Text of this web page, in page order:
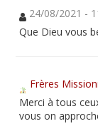
24/08/2021 -
Que Dieu vous
Frères
Merci à tous
vous on